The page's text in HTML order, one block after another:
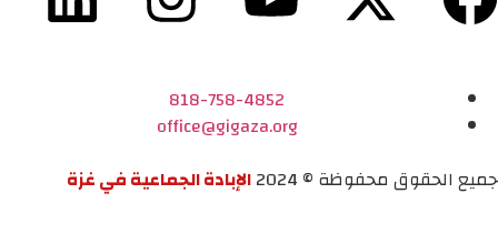
818-758-4852
office@gigaza.org
جميع الحقوق محفوظة © 2024
الإبادة الجماعية في غزة